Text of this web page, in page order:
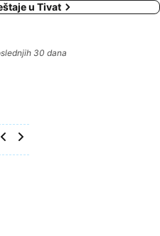
u Tivat
30 dana